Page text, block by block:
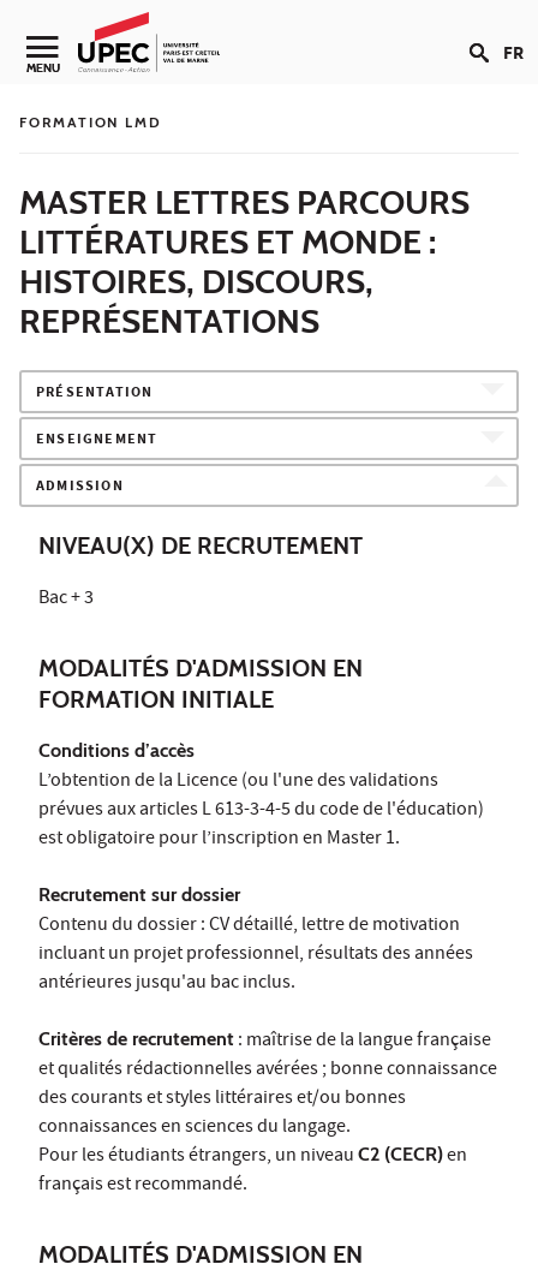
Aller au contenu
Navigation secondaire
MENU FR
FORMATION LMD
MASTER LETTRES PARCOURS
LITTÉRATURES ET MONDE :
HISTOIRES, DISCOURS,
REPRÉSENTATIONS
PRÉSENTATION
ENSEIGNEMENT
ADMISSION
NIVEAU(X) DE RECRUTEMENT
Bac + 3
MODALITÉS D'ADMISSION EN
FORMATION INITIALE
Conditions d’accès
L’obtention de la Licence (ou l'une des validations
prévues aux articles L 613-3-4-5 du code de l'éducation)
est obligatoire pour l’inscription en Master 1.
Recrutement sur dossier
Contenu du dossier : CV détaillé, lettre de motivation
incluant un projet professionnel, résultats des années
antérieures jusqu'au bac inclus.
Critères de recrutement : maîtrise de la langue française
et qualités rédactionnelles avérées ; bonne connaissance
des courants et styles littéraires et/ou bonnes
connaissances en sciences du langage.
Pour les étudiants étrangers, un niveau C2 (CECR)en
français est recommandé.
MODALITÉS D'ADMISSION EN